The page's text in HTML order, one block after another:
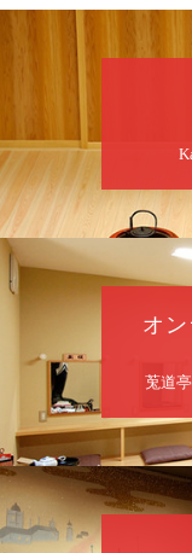
桂二
（似
★
噺家
桂米
開演
お問
10時
★
入
オン
莵道